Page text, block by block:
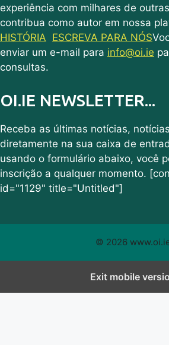
experiência com milhares de
contribua como autor em nossa
HISTÓRIA ESCREVA PARA NÓS
enviar um e-mail para info@oi.ie
consultas.
OI.IE NEWSLETTER...
Receba as últimas notícias,
diretamente na sua caixa de
usando o formulário abaixo, você
inscrição a qualquer momento.
id="1129" title="Untitled"]
© 2026
Exit mobile